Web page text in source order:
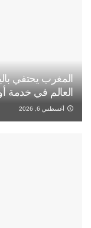
المغرب يحتفي
العالم في خدمة
أغسطس 6, 2026